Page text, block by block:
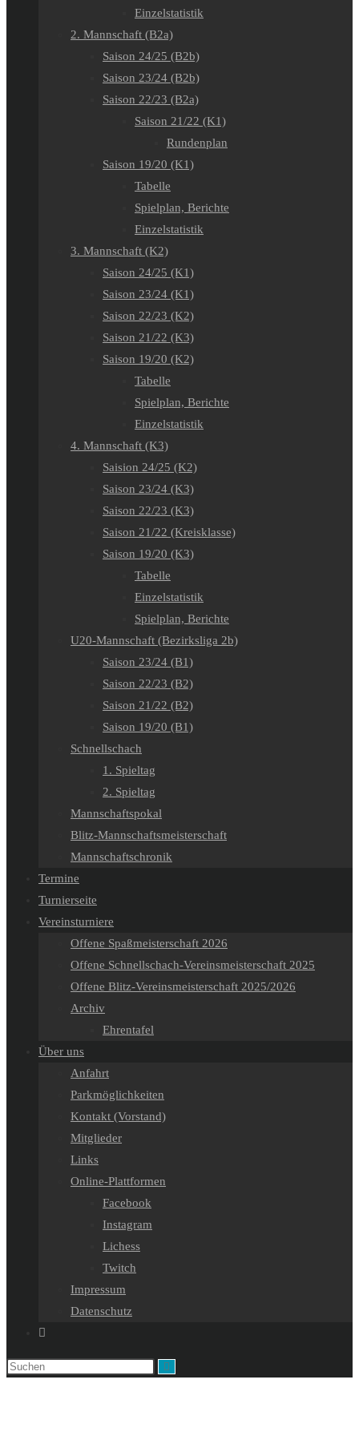
Einzelstatistik
2. Mannschaft (B2a)
Saison 24/25 (B2b)
Saison 23/24 (B2b)
Saison 22/23 (B2a)
Saison 21/22 (K1)
Rundenplan
Saison 19/20 (K1)
Tabelle
Spielplan, Berichte
Einzelstatistik
3. Mannschaft (K2)
Saison 24/25 (K1)
Saison 23/24 (K1)
Saison 22/23 (K2)
Saison 21/22 (K3)
Saison 19/20 (K2)
Tabelle
Spielplan, Berichte
Einzelstatistik
4. Mannschaft (K3)
Saision 24/25 (K2)
Saison 23/24 (K3)
Saison 22/23 (K3)
Saison 21/22 (Kreisklasse)
Saison 19/20 (K3)
Tabelle
Einzelstatistik
Spielplan, Berichte
U20-Mannschaft (Bezirksliga 2b)
Saison 23/24 (B1)
Saison 22/23 (B2)
Saison 21/22 (B2)
Saison 19/20 (B1)
Schnellschach
1. Spieltag
2. Spieltag
Mannschaftspokal
Blitz-Mannschaftsmeisterschaft
Mannschaftschronik
Termine
Turnierseite
Vereinsturniere
Offene Spaßmeisterschaft 2026
Offene Schnellschach-Vereinsmeisterschaft 2025
Offene Blitz-Vereinsmeisterschaft 2025/2026
Archiv
Ehrentafel
Über uns
Anfahrt
Parkmöglichkeiten
Kontakt (Vorstand)
Mitglieder
Links
Online-Plattformen
Facebook
Instagram
Lichess
Twitch
Impressum
Datenschutz
Website-
umschalten